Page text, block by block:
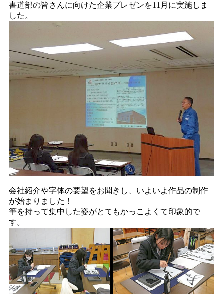
書道部の皆さんに向けた企業プレゼンを11月に実施しま
した。
会社紹介や字体の要望をお聞きし、いよいよ作品の制作
が始まりました！
筆を持って集中した姿がとてもかっこよくて印象的で
す。